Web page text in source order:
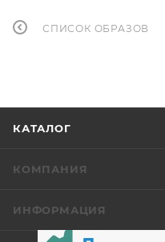
СПИСОК ОБРАЗОВ
КАТАЛОГ
КОМПАНИЯ
ИНФОРМАЦИЯ